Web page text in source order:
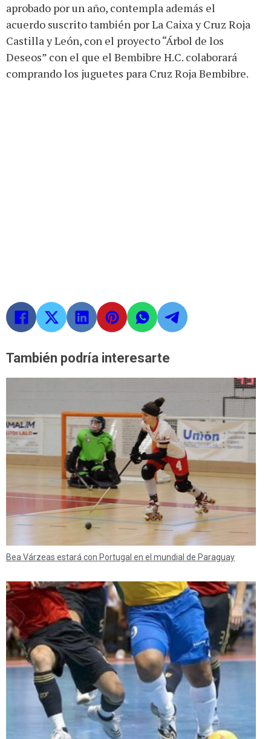
aprobado por un año, contempla además el
acuerdo suscrito también por La Caixa y Cruz Roja
Castilla y León, con el proyecto “Árbol de los
Deseos” con el que el Bembibre H.C. colaborará
comprando los juguetes para Cruz Roja Bembibre.
También podría interesarte
Bea Várzeas estará con Portugal en el mundial de Paraguay